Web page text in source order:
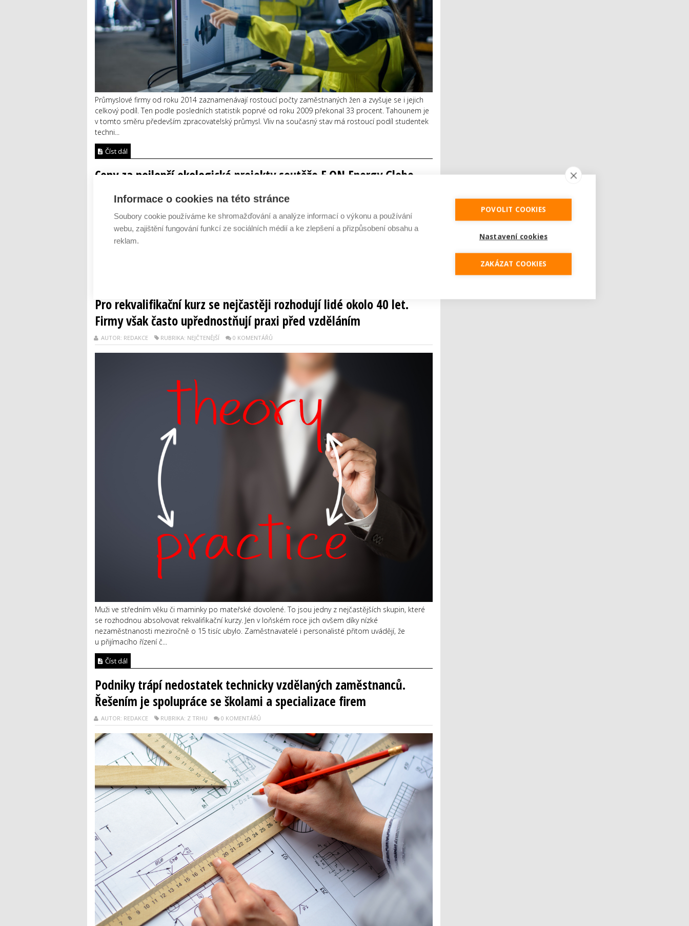
Průmyslové firmy od roku 2014 zaznamenávají rostoucí počty zaměstnaných žen a zvyšuje se i jejich
celkový podíl. Ten podle posledních statistik poprvé od roku 2009 překonal 33 procent. Tahounem je
v tomto směru především zpracovatelský průmysl. Vliv na současný stav má rostoucí podíl studentek
techni...
Číst dál
Ceny za nejlepší ekologické projekty soutěže E.ON Energy Globe
jsou rozdány. Absolutním vítězem je aplikace Nesnězeno.cz
Nejlepším ekologickým projektem České republiky a absolutním vítězem 11. ročníku soutěže E.ON
Energy Globe se stal projekt Nesnězeno.cz zachraňující jídlo z českých restaurací. Pomocí chytré
Pro rekvalifikační kurz se nejčastěji rozhodují lidé okolo 40 let.
Firmy však často upřednostňují praxi před vzděláním
AUTOR: REDAKCE RUBRIKA: NEJČTENĚJŠÍ 0 KOMENTÁŘŮ
Muži ve středním věku či maminky po mateřské dovolené. To jsou jedny z nejčastějších skupin, které
se rozhodnou absolvovat rekvalifikační kurzy. Jen v loňském roce jich ovšem díky nízké
nezaměstnanosti meziročně o 15 tisíc ubylo. Zaměstnavatelé i personalisté přitom uvádějí, že
u přijímacího řízení č...
Číst dál
Podniky trápí nedostatek technicky vzdělaných zaměstnanců.
Řešením je spolupráce se školami a specializace firem
AUTOR: REDAKCE RUBRIKA: Z TRHU 0 KOMENTÁŘŮ
Informace o cookies na této stránce
Soubory cookie používáme ke shromažďování a analýze informací o výkonu a používání
webu, zajištění fungování funkcí ze sociálních médií a ke zlepšení a přizpůsobení obsahu a
reklam.
POVOLIT COOKIES
Nastavení cookies
ZAKÁZAT COOKIES